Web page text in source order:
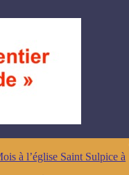
à l’église Saint Sulpice à